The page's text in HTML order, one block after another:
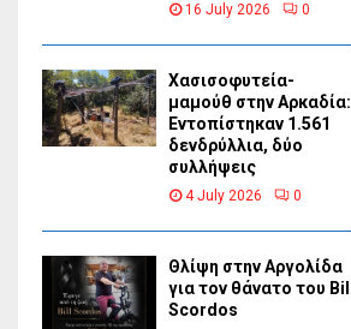
16 July 2026 0
Χασισοφυτεία-
μαμούθ στην Αρκαδία:
Εντοπίστηκαν 1.561
δενδρύλλια, δύο
συλλήψεις
4 July 2026 0
Θλίψη στην Αργολίδα
για τον θάνατο του Bill
Scordos